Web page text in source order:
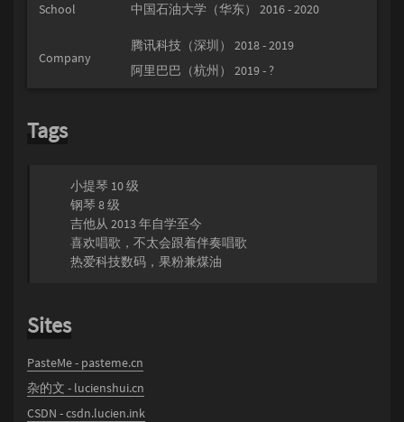
School 中国石油大学（华东） 2016 - 2020
Company
腾讯科技（深圳） 2018 - 2019
阿里巴巴（杭州） 2019 - ?
Tags
小提琴 10 级
钢琴 8 级
吉他从 2013 年自学至今
喜欢唱歌，不太会跟着伴奏唱歌
热爱科技数码，果粉兼煤油
Sites
PasteMe - pasteme.cn
杂的文 - lucienshui.cn
CSDN - csdn.lucien.ink